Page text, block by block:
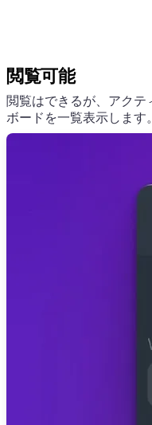
閲覧可能
閲覧はできるが、アクテ
ボードを一覧表示します。